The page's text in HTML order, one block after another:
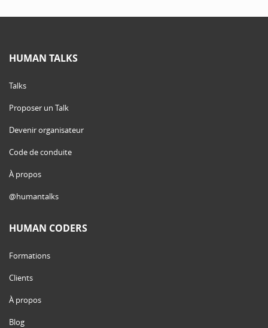
HUMAN TALKS
Talks
Proposer un Talk
Devenir organisateur
Code de conduite
À propos
@humantalks
HUMAN CODERS
Formations
Clients
À propos
Blog